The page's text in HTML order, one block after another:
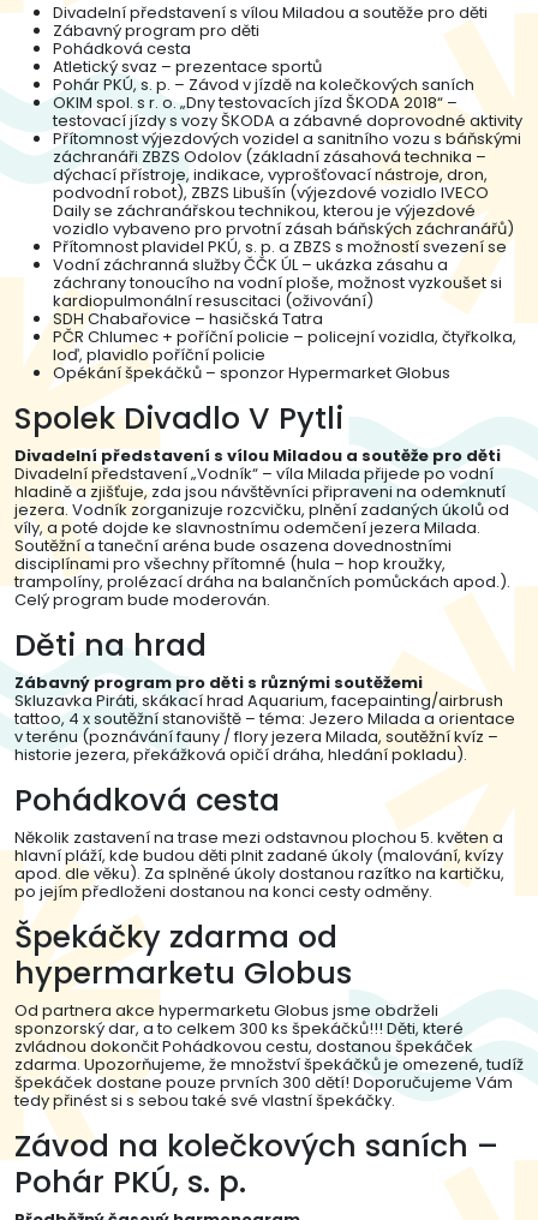
Divadelní představení s vílou Miladou a soutěže pro děti
Zábavný program pro děti
Pohádková cesta
Atletický svaz – prezentace sportů
Pohár PKÚ, s. p. – Závod v jízdě na kolečkových saních
OKIM spol. s r. o. „Dny testovacích jízd ŠKODA 2018“ –
testovací jízdy s vozy ŠKODA a zábavné doprovodné aktivity
Přítomnost výjezdových vozidel a sanitního vozu s báňskými
záchranáři ZBZS Odolov (základní zásahová technika –
dýchací přístroje, indikace, vyprošťovací nástroje, dron,
podvodní robot), ZBZS Libušín (výjezdové vozidlo IVECO
Daily se záchranářskou technikou, kterou je výjezdové
vozidlo vybaveno pro prvotní zásah báňských záchranářů)
Přítomnost plavidel PKÚ, s. p. a ZBZS s možností svezení se
Vodní záchranná služby ČČK ÚL – ukázka zásahu a
záchrany tonoucího na vodní ploše, možnost vyzkoušet si
kardiopulmonální resuscitaci (oživování)
SDH Chabařovice – hasičská Tatra
PČR Chlumec + poříční policie – policejní vozidla, čtyřkolka,
loď, plavidlo poříční policie
Opékání špekáčků – sponzor Hypermarket Globus
Spolek Divadlo V Pytli
Divadelní představení s vílou Miladou a soutěže pro děti
Divadelní představení „Vodník“ – víla Milada přijede po vodní
hladině a zjišťuje, zda jsou návštěvníci připraveni na odemknutí
jezera. Vodník zorganizuje rozcvičku, plnění zadaných úkolů od
víly, a poté dojde ke slavnostnímu odemčení jezera Milada.
Soutěžní a taneční aréna bude osazena dovednostními
disciplínami pro všechny přítomné (hula – hop kroužky,
trampolíny, prolézací dráha na balančních pomůckách apod.).
Celý program bude moderován.
Děti na hrad
Zábavný program pro děti s různými soutěžemi
Skluzavka Piráti, skákací hrad Aquarium, facepainting/airbrush
tattoo, 4 x soutěžní stanoviště – téma: Jezero Milada a orientace
v terénu (poznávání fauny / flory jezera Milada, soutěžní kvíz –
historie jezera, překážková opičí dráha, hledání pokladu).
Pohádková cesta
Několik zastavení na trase mezi odstavnou plochou 5. květen a
hlavní pláží, kde budou děti plnit zadané úkoly (malování, kvízy
apod. dle věku). Za splněné úkoly dostanou razítko na kartičku,
po jejím předloženi dostanou na konci cesty odměny.
Špekáčky zdarma od
hypermarketu Globus
Od partnera akce hypermarketu Globus jsme obdrželi
sponzorský dar, a to celkem 300 ks špekáčků!!! Děti, které
zvládnou dokončit Pohádkovou cestu, dostanou špekáček
zdarma. Upozorňujeme, že množství špekáčků je omezené, tudíž
špekáček dostane pouze prvních 300 dětí! Doporučujeme Vám
tedy přinést si s sebou také své vlastní špekáčky.
Závod na kolečkových saních –
Pohár PKÚ, s. p.